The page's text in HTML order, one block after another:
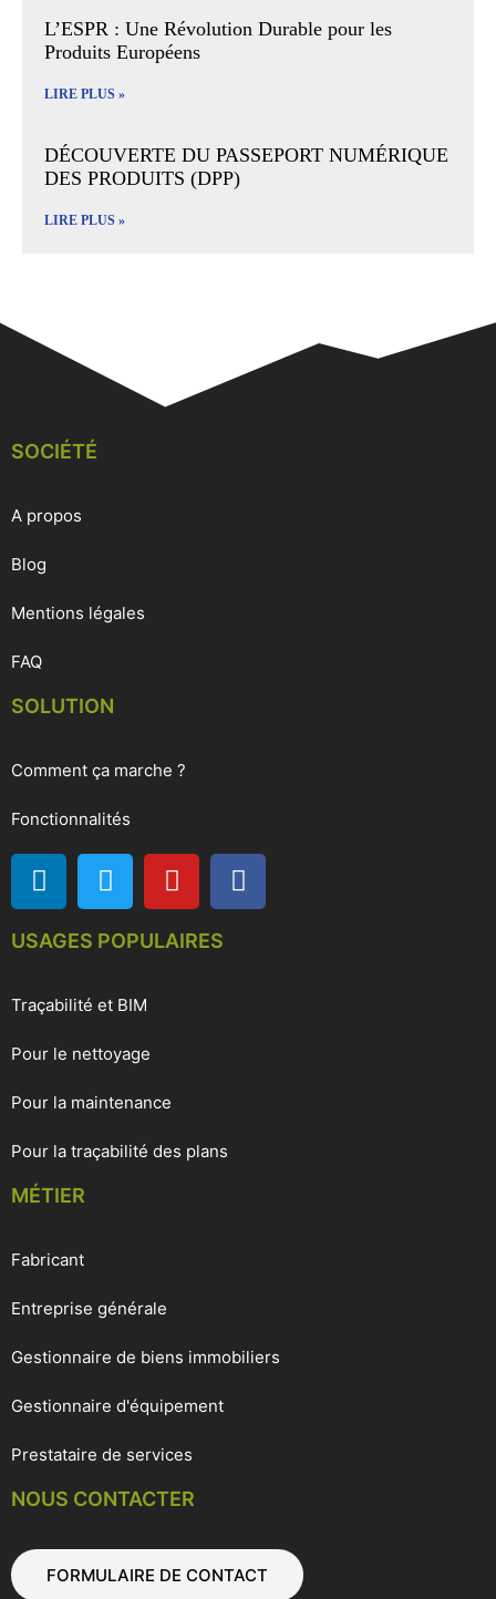
L’ESPR : Une Révolution Durable pour les
Produits Européens
LIRE PLUS »
DÉCOUVERTE DU PASSEPORT NUMÉRIQUE
DES PRODUITS (DPP)
LIRE PLUS »
SOCIÉTÉ
A propos
Blog
Mentions légales
FAQ
SOLUTION
Comment ça marche ?
Fonctionnalités
USAGES POPULAIRES
Traçabilité et BIM
Pour le nettoyage
Pour la maintenance
Pour la traçabilité des plans
MÉTIER
Fabricant
Entreprise générale
Gestionnaire de biens immobiliers
Gestionnaire d'équipement
Prestataire de services
NOUS CONTACTER
FORMULAIRE DE CONTACT